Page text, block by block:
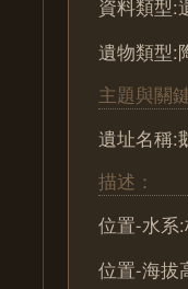
資料類型:
遺物類型:
主題與關
遺址名稱:
描述：
位置-水系
位置-海拔